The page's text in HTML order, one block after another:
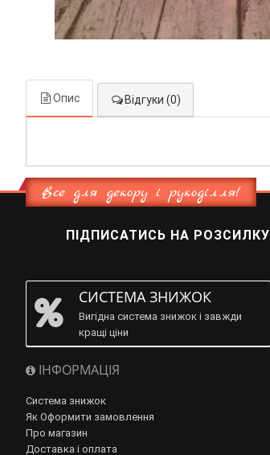
Опис Відгуки (0)
Все для декору і рукоділля!
ПІДПИСАТИСЬ НА РОЗСИЛКУ
СИСТЕМА ЗНИЖОК
Вигідна система знижок і завжди
кращі ціни
ІНФОРМАЦІЯ
Система знижок
Як Оформити замовлення
Про магазин
Доставка і оплата